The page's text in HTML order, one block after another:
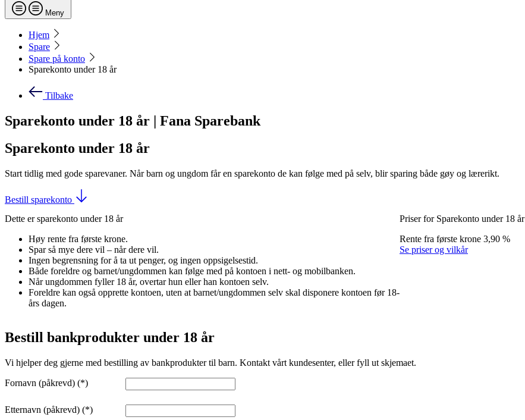
Meny
Hjem
Spare
Spare på konto
Sparekonto under 18 år
Tilbake
Sparekonto under 18 år | Fana Sparebank
Sparekonto under 18 år
Start tidlig med gode sparevaner. Når barn og ungdom får en sparekonto de kan følge med på selv, blir sparing både gøy og lærerikt.
Bestill sparekonto
Dette er sparekonto under 18 år
Høy rente fra første krone.
Spar så mye dere vil – når dere vil.
Ingen begrensning for å ta ut penger, og ingen oppsigelsestid.
Både foreldre og barnet/ungdommen kan følge med på kontoen i nett- og mobilbanken.
Når ungdommen fyller 18 år, overtar hun eller han kontoen selv.
Foreldre kan også opprette kontoen, uten at barnet/ungdommen selv skal disponere kontoen før 18-
års dagen.
Priser for Sparekonto under 18 år
Rente fra første krone 3,90 %
Se priser og vilkår
Bestill bankprodukter under 18 år
Vi hjelper deg gjerne med bestilling av bankprodukter til barn. Kontakt vårt kundesenter, eller fyll ut skjemaet.
Fornavn (påkrevd)
Etternavn (påkrevd)